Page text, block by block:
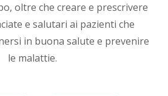
oltre che creare e prescrivere
e salutari ai pazienti che
in buona salute e prevenire
le malattie.